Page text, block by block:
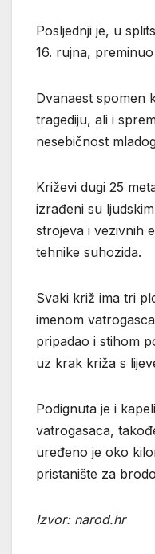
Posljednji je, u
16. rujna,
Dvanaest spomen
tragediju, ali i
nesebičnost
Križevi dugi 25
izrađeni su
strojeva i vezivnih
tehnike suhozida.
Svaki križ ima tri
imenom
pripadao i stihom
uz krak križa s
Podignuta je i
vatrogasaca,
uređeno je oko
pristanište za
Izvor: narod.hr